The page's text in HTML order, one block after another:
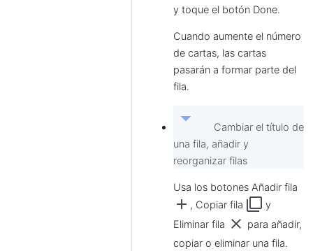
y toque el botón Done.
Cuando aumente el número
de cartas, las cartas
pasarán a formar parte del
fila.
arrow_drop_down
Cambiar el título de
una fila, añadir y
reorganizar filas
Usa los botones Añadir fila
add , Copiar fila filter_none y
Eliminar fila clear para añadir,
copiar o eliminar una fila.